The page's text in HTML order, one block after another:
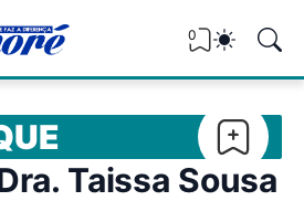
0
Taissa Sousa